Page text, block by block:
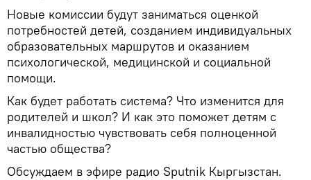
Новые комиссии будут заниматься оценкой
потребностей детей, созданием индивидуальных
образовательных маршрутов и оказанием
психологической, медицинской и социальной
помощи.
Как будет работать система? Что изменится для
родителей и школ? И как это поможет детям с
инвалидностью чувствовать себя полноценной
частью общества?
Обсуждаем в эфире радио Sputnik Кыргызстан.